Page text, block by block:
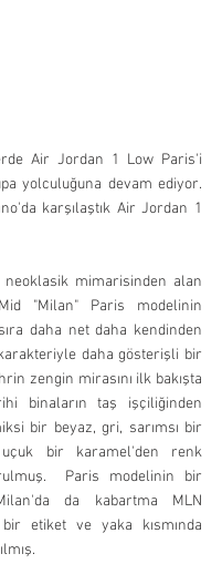
Air Jordan 1 Low Paris'i
yolculuğuna devam ediyor.
karşılaştık Air Jordan 1
mimarisinden alan
"Milan" Paris modelinin
daha net daha kendinden
daha gösterişli bir
zengin mirasını ilk bakışta
binaların taş işçiliğinden
bir beyaz, gri, sarımsı bir
bir karamel'den renk
Paris modelinin bir
da kabartma MLN
etiket ve yaka kısmında